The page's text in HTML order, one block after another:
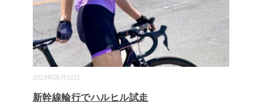
2023年05月02日
新幹線輪行でハルヒル試走